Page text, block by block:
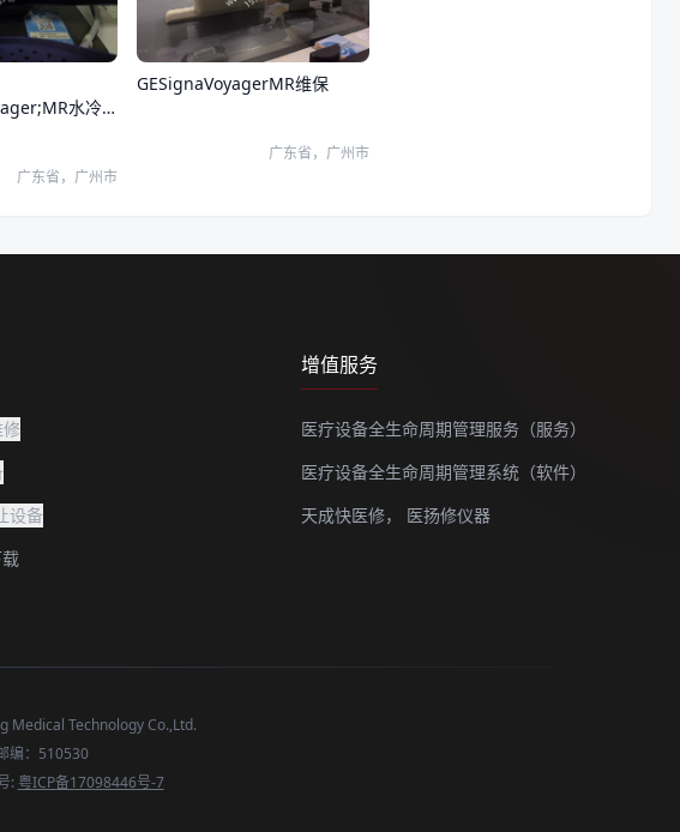
水冷
广东省，广州市
GESignaVoyagerMR维保
广东省，广州市
设备
增值服务
医疗设备全生命周期管理服务（服务）
医疗设备全生命周期管理系统（软件）
天成快医修，
医扬修仪器
Medical Technology Co.,Ltd.
编：510530
: 粤ICP备17098446号-7